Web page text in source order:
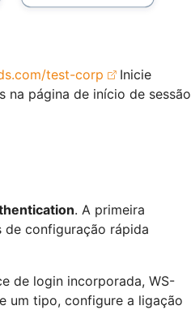
test-corp
Inicie
na página de início de sessão
. A primeira
de configuração rápida
de login incorporada, WS-
um tipo, configure a ligação